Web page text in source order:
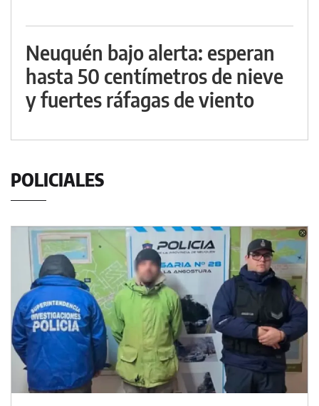
Neuquén bajo alerta: esperan
hasta 50 centímetros de nieve
y fuertes ráfagas de viento
POLICIALES